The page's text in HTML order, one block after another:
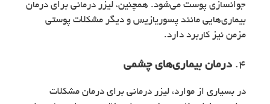
جوانسازی پوست می‌شود. همچنین، لیزر درمانی برای درمان
بیماری‌هایی مانند پسوریازیس و دیگر مشکلات پوستی
مزمن نیز کاربرد دارد.
4. درمان بیماری‌های چشمی
در بسیاری از موارد، لیزر درمانی برای درمان مشکلات